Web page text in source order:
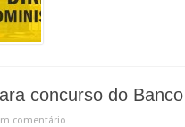
concurso do
comentário